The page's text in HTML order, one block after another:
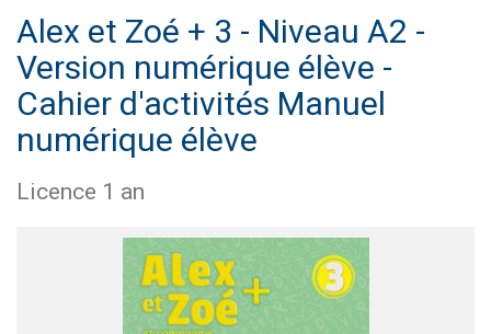
Alex et Zoé + 3 - Niveau A2 -
Version numérique élève -
Cahier d'activités Manuel
numérique élève
Licence 1 an